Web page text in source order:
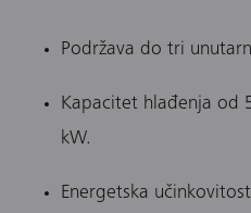
Podržava do tri
Kapacitet hlađenja od
kW.
Energetska